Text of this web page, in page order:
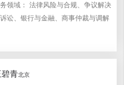
领域： 法律风险与合规、争议解决
讼、银行与金融、商事仲裁与调解
青北京